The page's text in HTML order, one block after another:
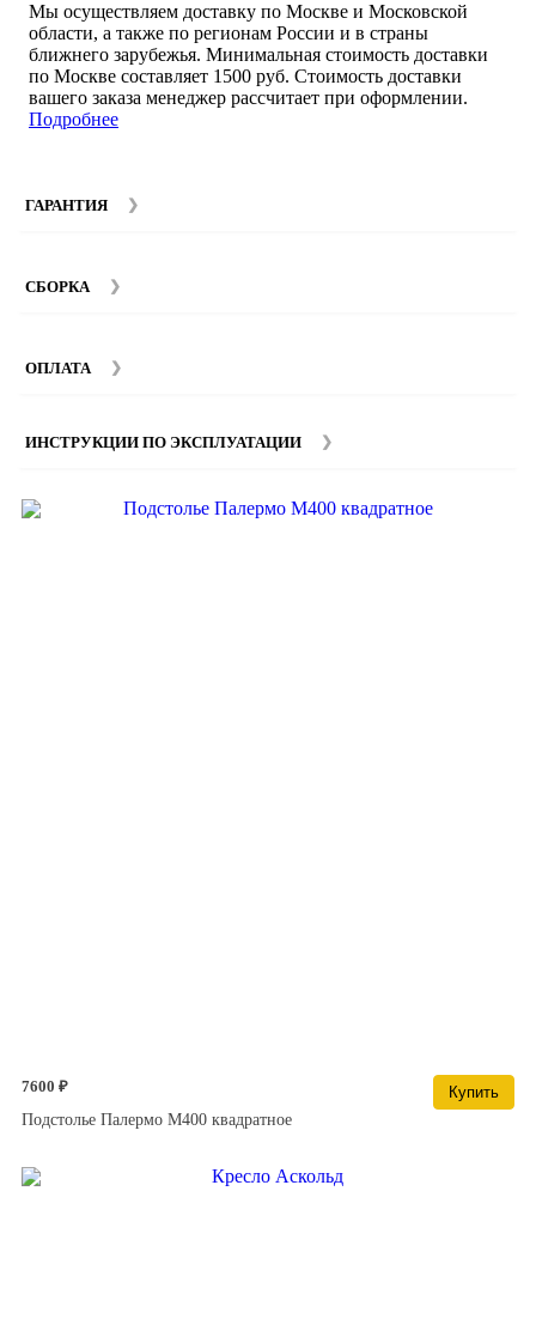
Мы осуществляем доставку по Москве и Московской
области, а также по регионам России и в страны
ближнего зарубежья. Минимальная стоимость доставки
по Москве составляет 1500 руб. Стоимость доставки
вашего заказа менеджер рассчитает при оформлении.
Подробнее
ГАРАНТИЯ
составляет 12 месяцев с момента покупки при
СБОРКА
Стоимость сборки зависит от количества и моделей
ОПЛАТА
ИНСТРУКЦИИ ПО ЭКСПЛУАТАЦИИ
7600 ₽
Купить
Подстолье Палермо М400 квадратное